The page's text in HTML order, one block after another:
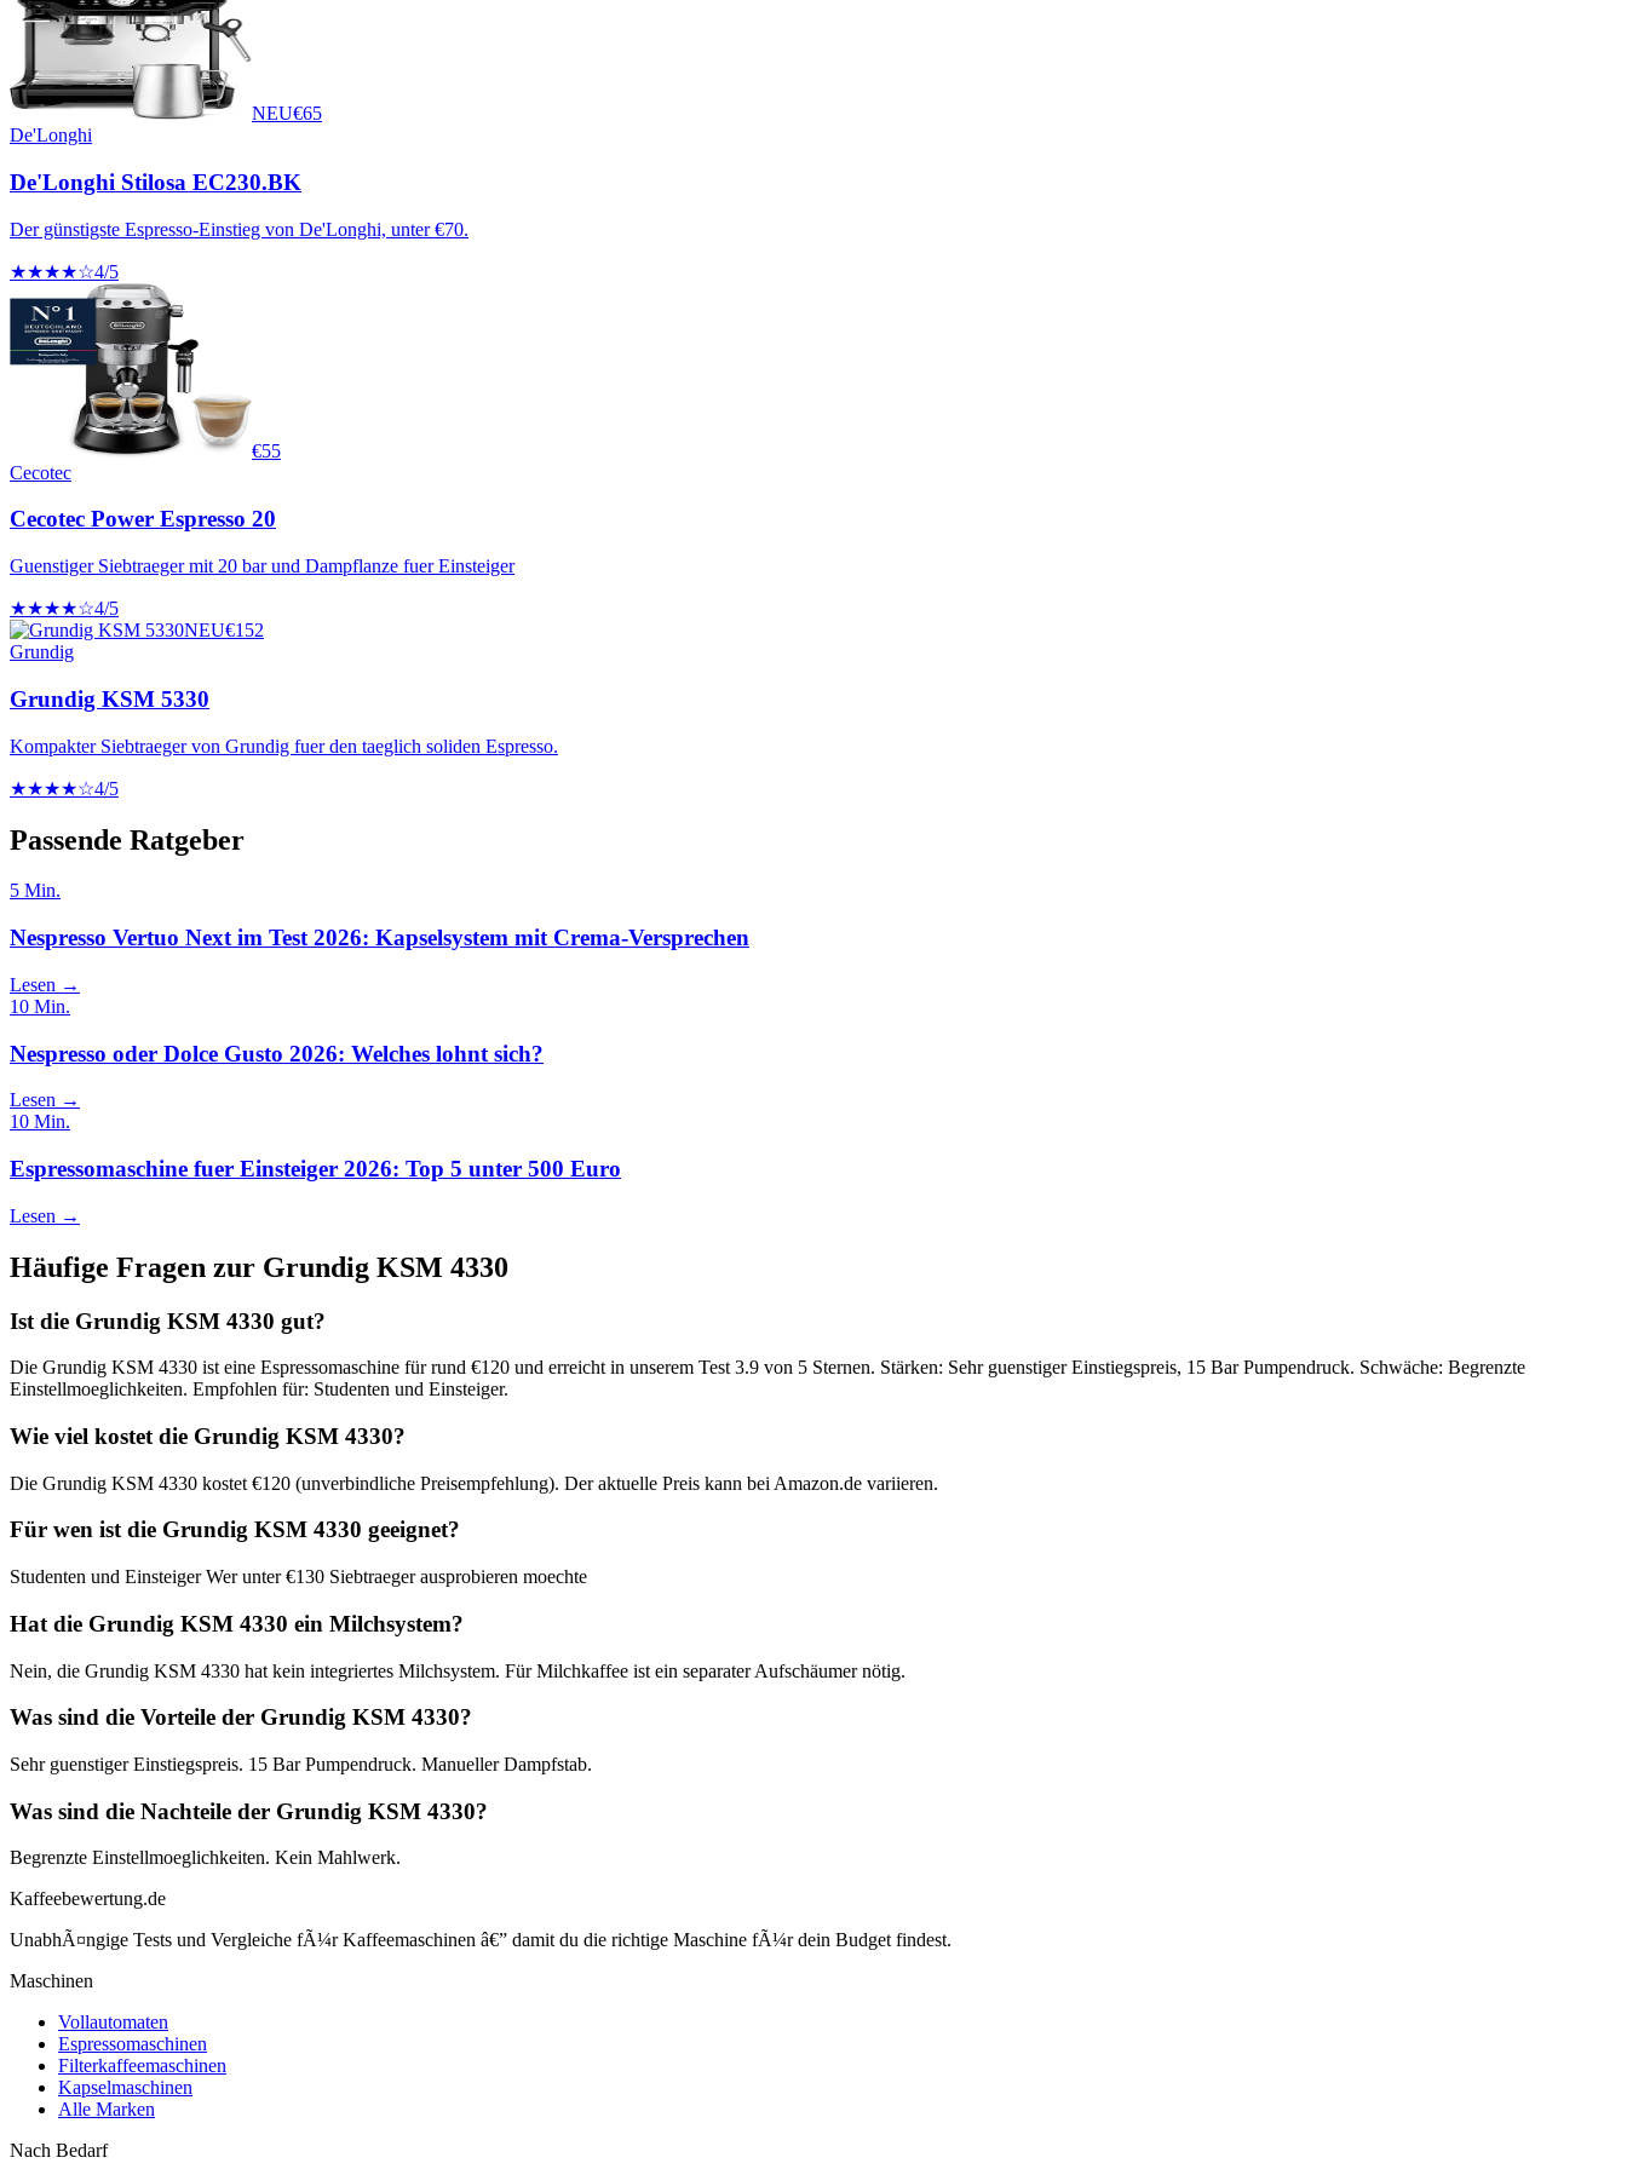
NEU€65
De'Longhi
De'Longhi Stilosa EC230.BK
Der günstigste Espresso-Einstieg von De'Longhi, unter €70.
★★★★☆4/5
€55
Cecotec
Cecotec Power Espresso 20
Guenstiger Siebtraeger mit 20 bar und Dampflanze fuer Einsteiger
★★★★☆4/5
NEU€152
Grundig
Grundig KSM 5330
Kompakter Siebtraeger von Grundig fuer den taeglich soliden Espresso.
★★★★☆4/5
Passende Ratgeber
5 Min.
Nespresso Vertuo Next im Test 2026: Kapselsystem mit Crema-Versprechen
Lesen →
10 Min.
Nespresso oder Dolce Gusto 2026: Welches lohnt sich?
Lesen →
10 Min.
Espressomaschine fuer Einsteiger 2026: Top 5 unter 500 Euro
Lesen →
Häufige Fragen zur Grundig KSM 4330
Ist die Grundig KSM 4330 gut?
Die Grundig KSM 4330 ist eine Espressomaschine für rund €120 und erreicht in unserem Test 3.9 von 5 Sternen. Stärken: Sehr guenstiger Einstiegspreis, 15 Bar Pumpendruck. Schwäche: Begrenzte
Einstellmoeglichkeiten. Empfohlen für: Studenten und Einsteiger.
Wie viel kostet die Grundig KSM 4330?
Die Grundig KSM 4330 kostet €120 (unverbindliche Preisempfehlung). Der aktuelle Preis kann bei Amazon.de variieren.
Für wen ist die Grundig KSM 4330 geeignet?
Studenten und Einsteiger Wer unter €130 Siebtraeger ausprobieren moechte
Hat die Grundig KSM 4330 ein Milchsystem?
Nein, die Grundig KSM 4330 hat kein integriertes Milchsystem. Für Milchkaffee ist ein separater Aufschäumer nötig.
Was sind die Vorteile der Grundig KSM 4330?
Sehr guenstiger Einstiegspreis. 15 Bar Pumpendruck. Manueller Dampfstab.
Was sind die Nachteile der Grundig KSM 4330?
Begrenzte Einstellmoeglichkeiten. Kein Mahlwerk.
Kaffeebewertung.de
UnabhÃ¤ngige Tests und Vergleiche fÃ¼r Kaffeemaschinen â€” damit du die richtige Maschine fÃ¼r dein Budget findest.
Maschinen
Vollautomaten
Espressomaschinen
Filterkaffeemaschinen
Kapselmaschinen
Alle Marken
Nach Bedarf